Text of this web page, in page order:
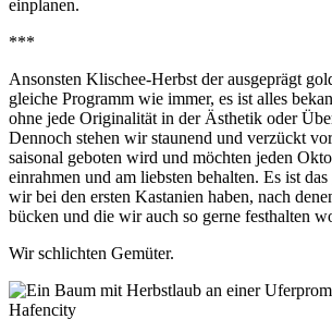
einplanen.
***
Ansonsten Klischee-Herbst der ausgeprägt
gleiche Programm wie immer, es ist alles
ohne jede Originalität in der Ästhetik oder
Dennoch stehen wir staunend und verzückt
saisonal geboten wird und möchten jeden
einrahmen und am liebsten behalten. Es ist
wir bei den ersten Kastanien haben, nach
bücken und die wir auch so gerne festhalten
Wir schlichten Gemüter.